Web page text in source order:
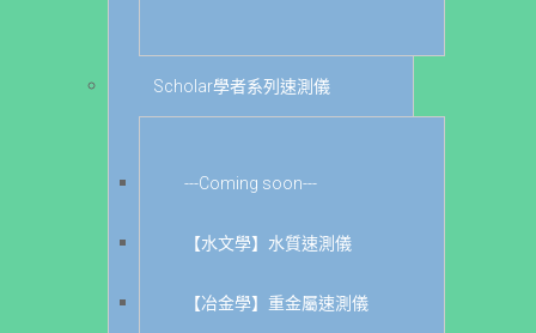
Scholar學者系列速測儀
---Coming soon---
【水文學】水質速測儀
【冶金學】重金屬速測儀